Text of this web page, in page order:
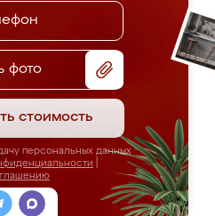
фото
стоимость
персональных данных